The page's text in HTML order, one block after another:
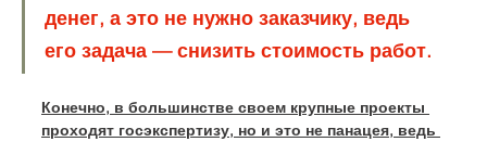
денег, а это не нужно заказчику, ведь
его задача — снизить стоимость работ.
Конечно, в большинстве своем крупные проекты
проходят госэкспертизу, но и это не панацея, ведь